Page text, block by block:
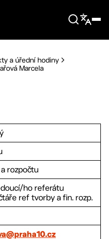
a úřední hodiny
Marcela
rozpočtu
ho referátu
ref tvorby a fin. rozp.